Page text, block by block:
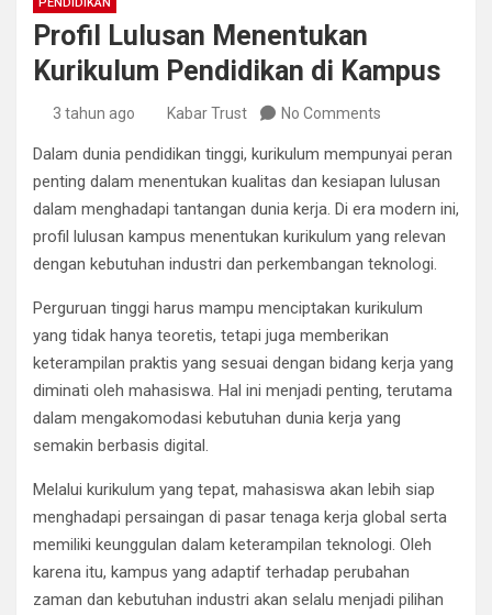
Profil Lulusan Menentukan
Kurikulum Pendidikan di Kampus
3 tahun ago Kabar Trust No Comments
Dalam dunia pendidikan tinggi, kurikulum mempunyai peran
penting dalam menentukan kualitas dan kesiapan lulusan
dalam menghadapi tantangan dunia kerja. Di era modern ini,
profil lulusan kampus menentukan kurikulum yang relevan
dengan kebutuhan industri dan perkembangan teknologi.
Perguruan tinggi harus mampu menciptakan kurikulum
yang tidak hanya teoretis, tetapi juga memberikan
keterampilan praktis yang sesuai dengan bidang kerja yang
diminati oleh mahasiswa. Hal ini menjadi penting, terutama
dalam mengakomodasi kebutuhan dunia kerja yang
semakin berbasis digital.
Melalui kurikulum yang tepat, mahasiswa akan lebih siap
menghadapi persaingan di pasar tenaga kerja global serta
memiliki keunggulan dalam keterampilan teknologi. Oleh
karena itu, kampus yang adaptif terhadap perubahan
zaman dan kebutuhan industri akan selalu menjadi pilihan